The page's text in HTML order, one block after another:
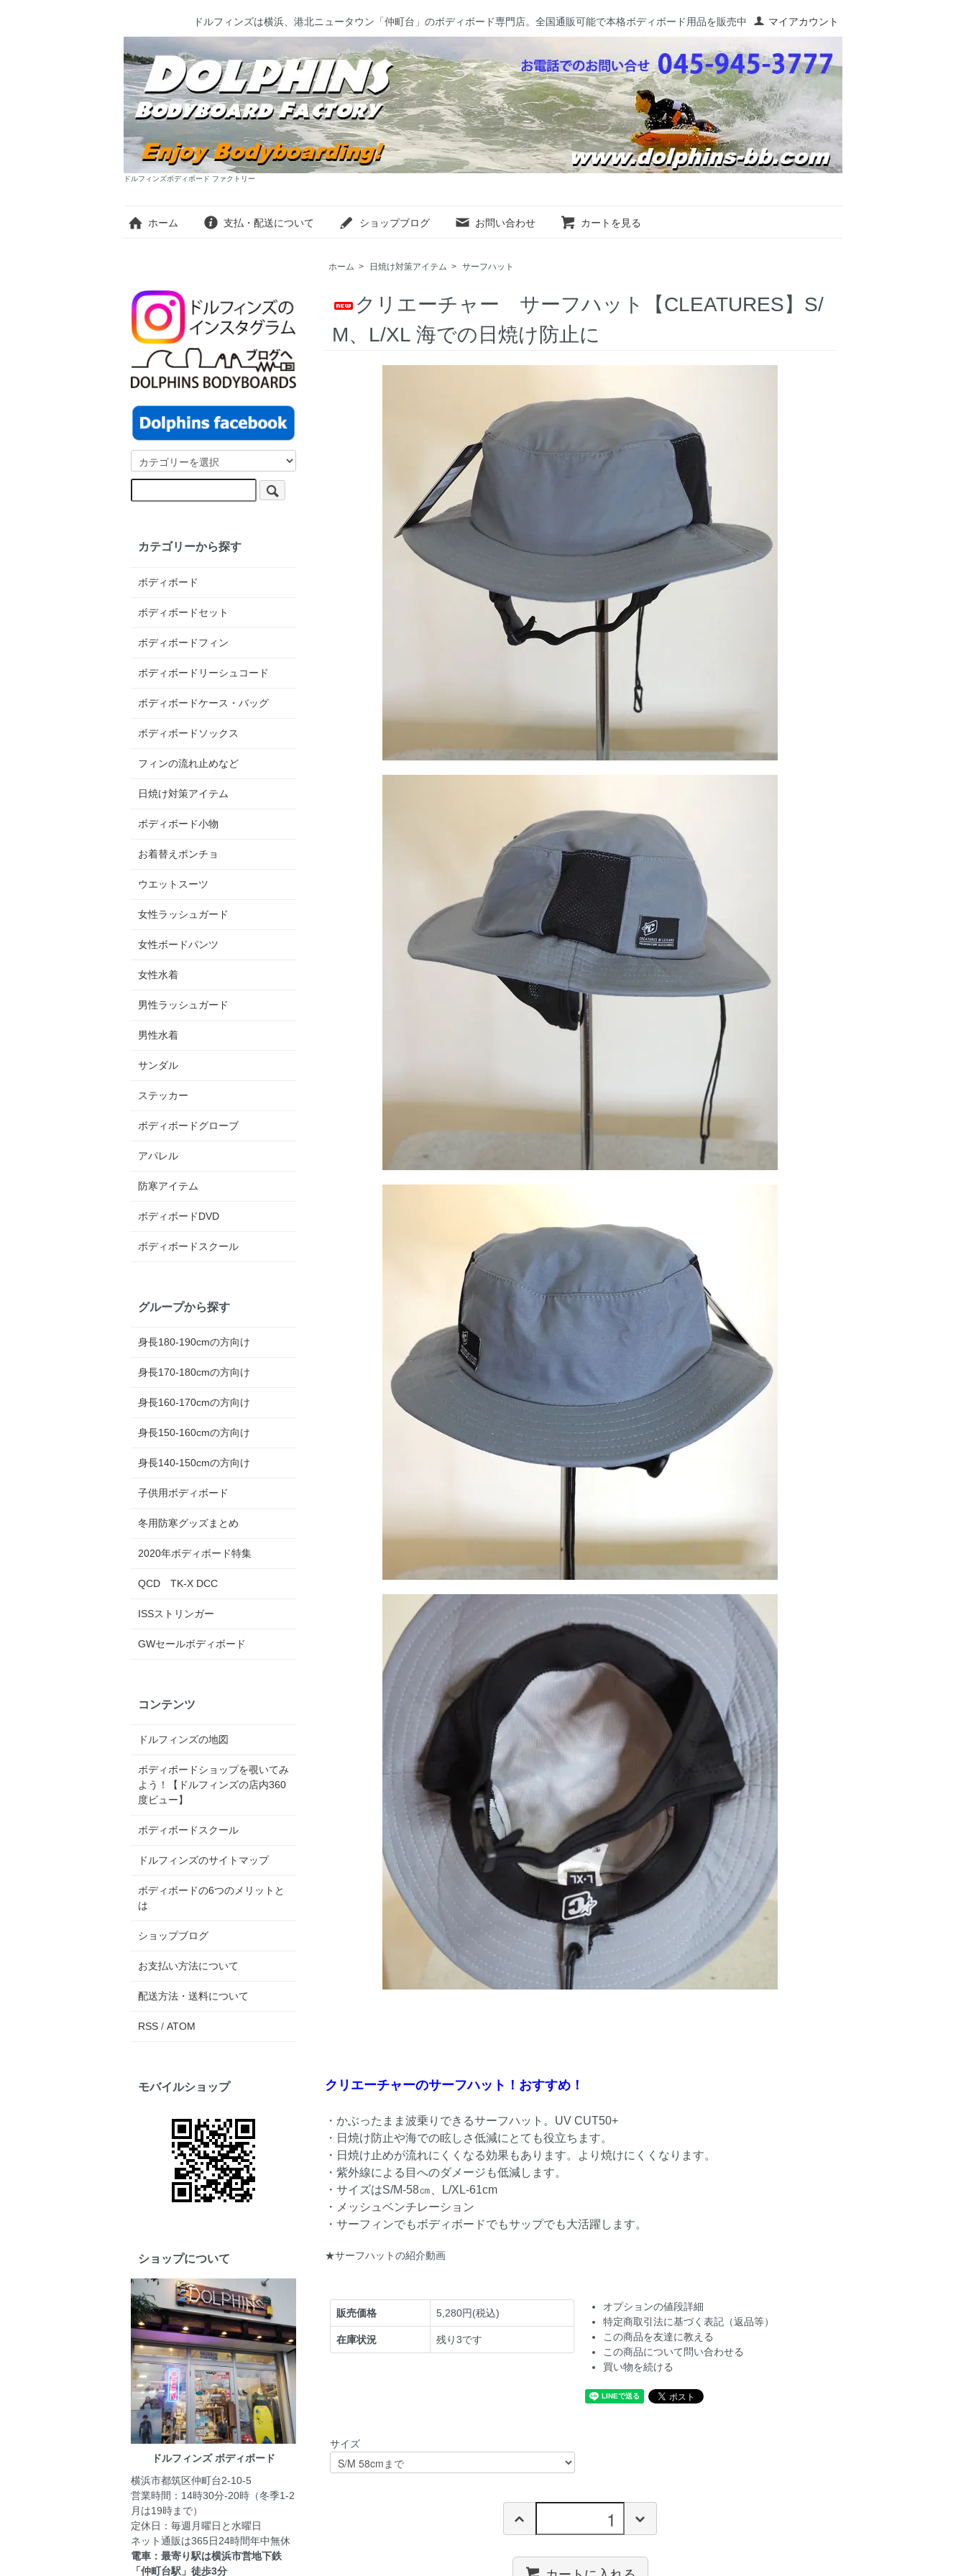
ドルフィンズは横浜、港北ニュータウン「仲町台」のボディボード専門店。全国通販可能で本格ボディボード用品を販売中 マイアカウント
ドルフィンズボディボード ファクトリー
ホーム 支払・配送について ショップブログ お問い合わせ カートを見る
ホーム > 日焼け対策アイテム > サーフハット
クリエーチャー サーフハット【CLEATURES】S/
M、L/XL 海での日焼け防止に
クリエーチャーのサーフハット！おすすめ！
・かぶったまま波乗りできるサーフハット。UV CUT50+
・日焼け防止や海での眩しさ低減にとても役立ちます。
・日焼け止めが流れにくくなる効果もあります。より焼けにくくなります。
・紫外線による目へのダメージも低減します。
・サイズはS/M-58㎝、L/XL-61cm
・メッシュベンチレーション
・サーフィンでもボディボードでもサップでも大活躍します。
★サーフハットの紹介動画
販売価格 5,280円(税込)
在庫状況 残り3です
オプションの値段詳細
特定商取引法に基づく表記（返品等）
この商品を友達に教える
この商品について問い合わせる
買い物を続ける
サイズ
カテゴリーから探す
ボディボード
ボディボードセット
ボディボードフィン
ボディボードリーシュコード
ボディボードケース・バッグ
ボディボードソックス
フィンの流れ止めなど
日焼け対策アイテム
ボディボード小物
お着替えポンチョ
ウエットスーツ
女性ラッシュガード
女性ボードパンツ
女性水着
男性ラッシュガード
男性水着
サンダル
ステッカー
ボディボードグローブ
アパレル
防寒アイテム
ボディボードDVD
ボディボードスクール
グループから探す
身長180-190cmの方向け
身長170-180cmの方向け
身長160-170cmの方向け
身長150-160cmの方向け
身長140-150cmの方向け
子供用ボディボード
冬用防寒グッズまとめ
2020年ボディボード特集
QCD TK-X DCC
ISSストリンガー
GWセールボディボード
コンテンツ
ドルフィンズの地図
ボディボードショップを覗いてみ
よう！【ドルフィンズの店内360
度ビュー】
ボディボードスクール
ドルフィンズのサイトマップ
ボディボードの6つのメリットと
は
ショップブログ
お支払い方法について
配送方法・送料について
RSS / ATOM
モバイルショップ
ショップについて
ドルフィンズ ボディボード
横浜市都筑区仲町台2-10-5
営業時間：14時30分-20時（冬季1-2
月は19時まで）
定休日：毎週月曜日と水曜日
ネット通販は365日24時間年中無休
電車：最寄り駅は横浜市営地下鉄
「仲町台駅」徒歩3分